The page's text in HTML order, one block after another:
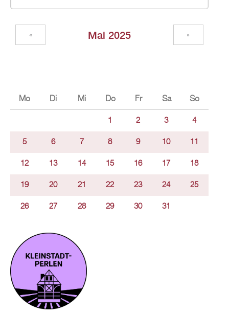
Mai 2025
« »
Mo Di Mi Do Fr Sa So
1 2 3 4
5 6 7 8 9 10 11
12 13 14 15 16 17 18
19 20 21 22 23 24 25
26 27 28 29 30 31